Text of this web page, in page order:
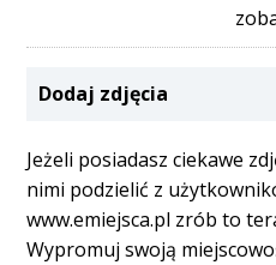
Dodaj zdjęcia
Jeżeli posiadasz ciekawe
nimi podzielić z
www.emiejsca.pl zrób to
Wypromuj swoją